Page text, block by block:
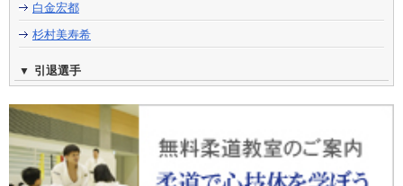
白金宏都
杉村美寿希
引退選手